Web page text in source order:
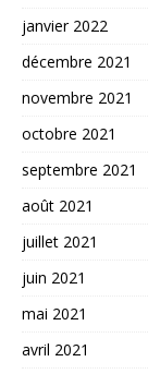
janvier 2022
décembre 2021
novembre 2021
octobre 2021
septembre 2021
août 2021
juillet 2021
juin 2021
mai 2021
avril 2021